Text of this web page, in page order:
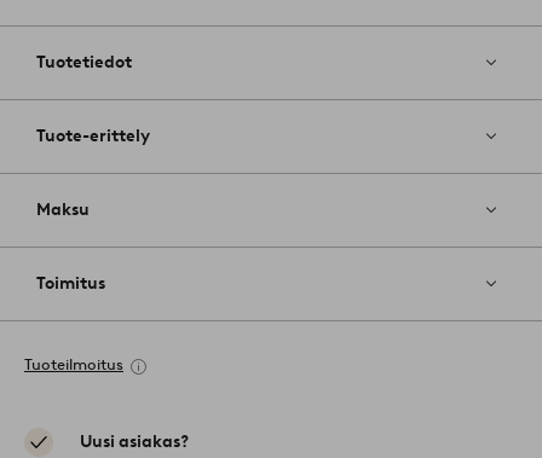
Tuotetiedot
Tuote-erittely
Maksu
Toimitus
Tuoteilmoitus
Uusi asiakas?